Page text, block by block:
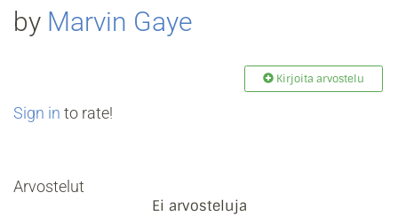
by Marvin Gaye
Kirjoita arvostelu
Sign in to rate!
Arvostelut
Ei arvosteluja